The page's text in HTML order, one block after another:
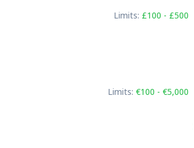
Limits: £100 - £500
Limits: €100 - €5,000